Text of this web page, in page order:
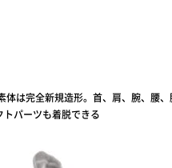
体は完全新規造形。首、肩、腕、腰
トパーツも着脱できる